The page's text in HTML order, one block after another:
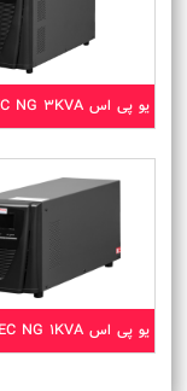
یو پی اس PEC NG 3KVA
یو پی اس PEC NG 1KVA